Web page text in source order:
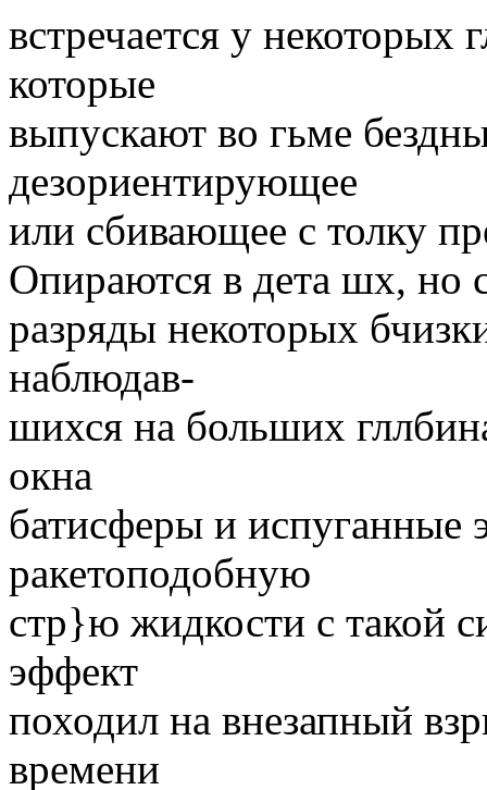
встречается у некоторых
которые
выпускают во гьме
дезориентирующее
или сбивающее с толку
Опираются в дета шх, но
разряды некоторых
наблюдав-
шихся на больших
окна
батисферы и испуганные
ракетоподобную
стр}ю жидкости с такой
эффект
походил на внезапный
времени